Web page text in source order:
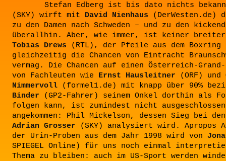
Stefan Edberg ist bis dato nichts
(SKY) wirft mit David Nienhaus
(DerWesten.de)
zu den Damen nach Schweden – und zu den
überallhin. Aber, wie immer, ist keiner
Tobias Drews (RTL), der Pfeile aus dem Boxring
gleichzeitig die Chancen von Eintracht
vermag. Die Chancen auf einen Österreich-
von Fachleuten wie Ernst Hausleitner (ORF) und
Nimmervoll (formel1.de) mit knapp über 90%
Binder (GP2-Fahrer) seinem Onkel dorthin als
folgen kann, ist zumindest nicht
angekommen: Phil Mickelson, dessen Sieg bei
Adrian Grosser (SKY) analysiert wird. Apropos
der Urin-Proben aus dem Jahr 1998 wird von
SPIEGEL Online) für uns noch einmal
Thema zu bleiben: auch im US-Sport werden